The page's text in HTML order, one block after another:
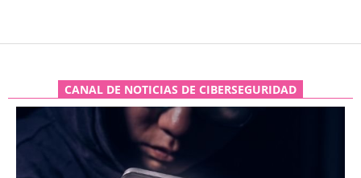
CANAL DE NOTICIAS DE CIBERSEGURIDAD